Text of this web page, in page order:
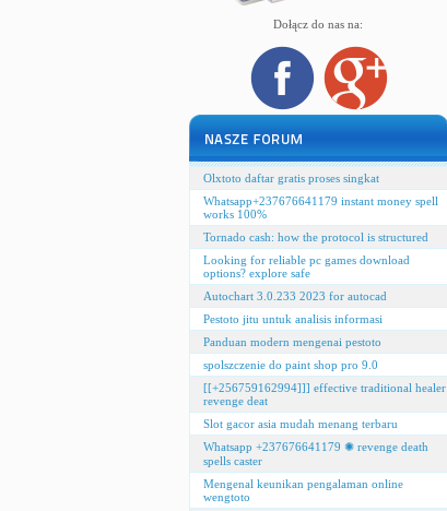
Dołącz do nas na:
Olxtoto daftar gratis proses singkat
Whatsapp+237676641179 instant money spell
works 100%
Tornado cash: how the protocol is structured
Looking for reliable pc games download
options? explore safe
Autochart 3.0.233 2023 for autocad
Pestoto jitu untuk analisis informasi
Panduan modern mengenai pestoto
spolszczenie do paint shop pro 9.0
[[+256759162994]]] effective traditional healer
revenge deat
Slot gacor asia mudah menang terbaru
Whatsapp +237676641179 ✺ revenge death
spells caster
Mengenal keunikan pengalaman online
wengtoto